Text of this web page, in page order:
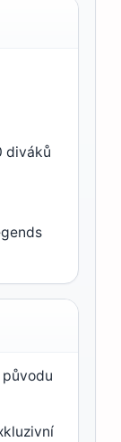
diváků
původu